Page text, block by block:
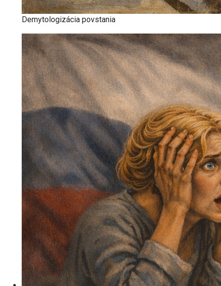
Demytologizácia povstania